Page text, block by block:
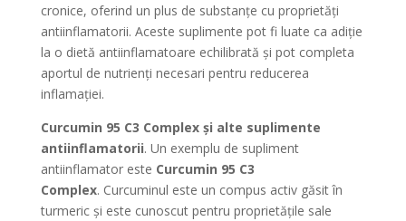
cronice, oferind un plus de substanțe cu proprietăți
antiinflamatorii. Aceste suplimente pot fi luate ca adiție
la o dietă antiinflamatoare echilibrată și pot completa
aportul de nutrienți necesari pentru reducerea
inflamației.
Curcumin 95 C3 Complex și alte suplimente
antiinflamatorii. Un exemplu de supliment
antiinflamator este Curcumin 95 C3
Complex. Curcuminul este un compus activ găsit în
turmeric și este cunoscut pentru proprietățile sale